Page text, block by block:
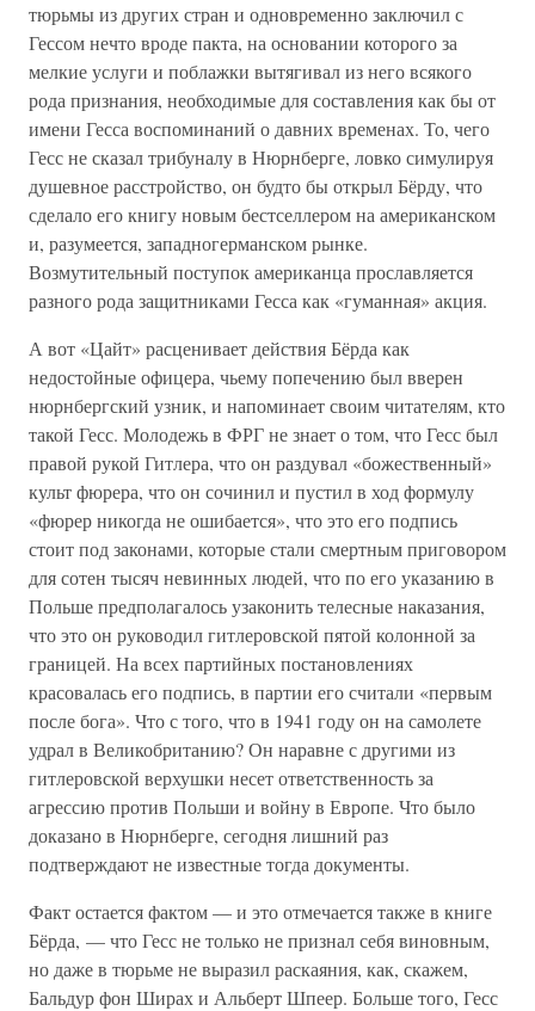
тюрьмы из других стран и одновременно заключил с
Гессом нечто вроде пакта, на основании которого за
мелкие услуги и поблажки вытягивал из него всякого
рода признания, необходимые для составления как бы от
имени Гесса воспоминаний о давних временах. То, чего
Гесс не сказал трибуналу в Нюрнберге, ловко симулируя
душевное расстройство, он будто бы открыл Бёрду, что
сделало его книгу новым бестселлером на американском
и, разумеется, западногерманском рынке.
Возмутительный поступок американца прославляется
разного рода защитниками Гесса как «гуманная» акция.
А вот «Цайт» расценивает действия Бёрда как
недостойные офицера, чьему попечению был вверен
нюрнбергский узник, и напоминает своим читателям, кто
такой Гесс. Молодежь в ФРГ не знает о том, что Гесс был
правой рукой Гитлера, что он раздувал «божественный»
культ фюрера, что он сочинил и пустил в ход формулу
«фюрер никогда не ошибается», что это его подпись
стоит под законами, которые стали смертным приговором
для сотен тысяч невинных людей, что по его указанию в
Польше предполагалось узаконить телесные наказания,
что это он руководил гитлеровской пятой колонной за
границей. На всех партийных постановлениях
красовалась его подпись, в партии его считали «первым
после бога». Что с того, что в 1941 году он на самолете
удрал в Великобританию? Он наравне с другими из
гитлеровской верхушки несет ответственность за
агрессию против Польши и войну в Европе. Что было
доказано в Нюрнберге, сегодня лишний раз
подтверждают не известные тогда документы.
Факт остается фактом — и это отмечается также в книге
Бёрда, — что Гесс не только не признал себя виновным,
но даже в тюрьме не выразил раскаяния, как, скажем,
Бальдур фон Ширах и Альберт Шпеер. Больше того, Гесс